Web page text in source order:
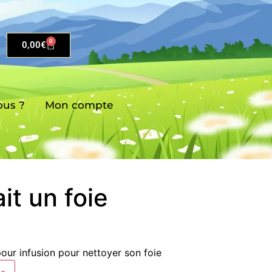
0,00€ 0
? Mon compte
un foie
infusion pour nettoyer son foie